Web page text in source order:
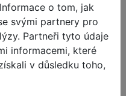
o tom, jak
svými partnery pro
Partneři tyto údaje
informacemi, které
v důsledku toho,
Budget
Hliníkové
žaluzie